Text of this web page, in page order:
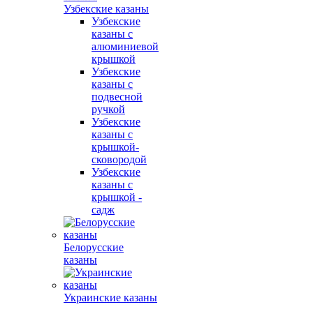
Узбекские казаны
Узбекские
казаны с
алюминиевой
крышкой
Узбекские
казаны с
подвесной
ручкой
Узбекские
казаны с
крышкой-
сковородой
Узбекские
казаны с
крышкой -
садж
Белорусские
казаны
Украинские казаны